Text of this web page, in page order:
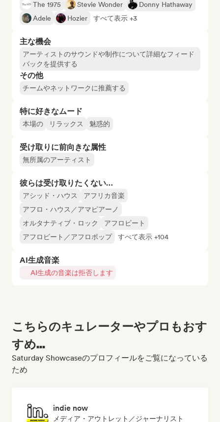
The 1975
Stevie Wonder
Donny Hathaway
Adele
Hozier すべて表示 +3
主な機会
アーティストのサウンドや制作について詳細なフィード
バックを提供する
その他
チームやネットワークに推薦する
特に好きなムード
本場の リラックス 魅惑的
受け取りに前向きな属性
無所属のアーティスト
彼らは受け取りたくない…
アシッド・ハウス
アフリカ音楽
アフロ・ハウス／アマピアーノ
オルタナティブ・ロック
アフロビート
アフロビート／アフロポップ
すべて表示 +104
AI生成音楽
AI生成の音楽は拒否します
こちらのキュレーターやプロもおす
すめ...
Saturday Showcaseのプロフィールをご覧になっている
ため
indie now
メディア・アウトレット／ジャーナリスト